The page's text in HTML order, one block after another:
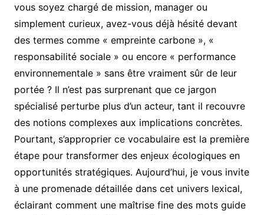
vous soyez chargé de mission, manager ou
simplement curieux, avez-vous déjà hésité devant
des termes comme « empreinte carbone », «
responsabilité sociale » ou encore « performance
environnementale » sans être vraiment sûr de leur
portée ? Il n’est pas surprenant que ce jargon
spécialisé perturbe plus d’un acteur, tant il recouvre
des notions complexes aux implications concrètes.
Pourtant, s’approprier ce vocabulaire est la première
étape pour transformer des enjeux écologiques en
opportunités stratégiques. Aujourd’hui, je vous invite
à une promenade détaillée dans cet univers lexical,
éclairant comment une maîtrise fine des mots guide